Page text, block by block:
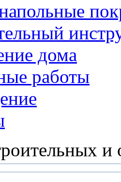
дома
работы
и